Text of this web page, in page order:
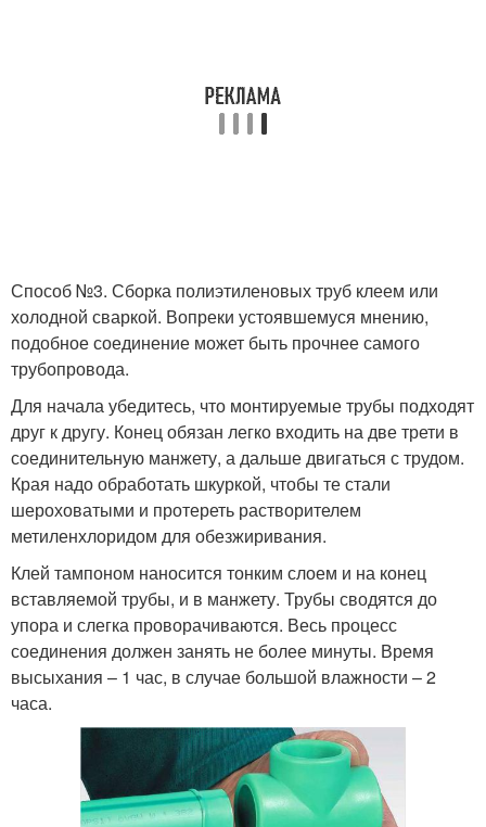
Способ №3. Сборка полиэтиленовых труб клеем или
холодной сваркой. Вопреки устоявшемуся мнению,
подобное соединение может быть прочнее самого
трубопровода.
Для начала убедитесь, что монтируемые трубы подходят
друг к другу. Конец обязан легко входить на две трети в
соединительную манжету, а дальше двигаться с трудом.
Края надо обработать шкуркой, чтобы те стали
шероховатыми и протереть растворителем
метиленхлоридом для обезжиривания.
Клей тампоном наносится тонким слоем и на конец
вставляемой трубы, и в манжету. Трубы сводятся до
упора и слегка проворачиваются. Весь процесс
соединения должен занять не более минуты. Время
высыхания – 1 час, в случае большой влажности – 2
часа.